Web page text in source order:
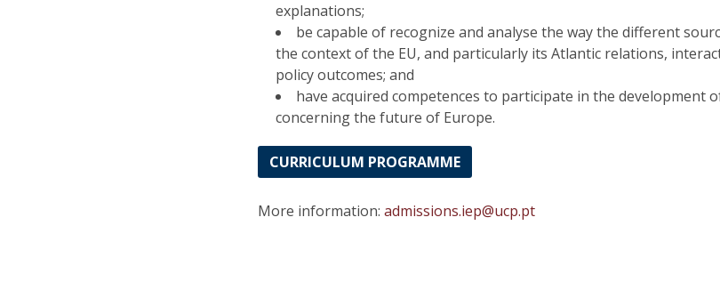
explanations;
be capable of recognize and analyse the way the different
the context of the EU, and particularly its Atlantic relations,
policy outcomes; and
have acquired competences to participate in the development
concerning the future of Europe.
CURRICULUM PROGRAMME
More information:admissions.iep@ucp.pt